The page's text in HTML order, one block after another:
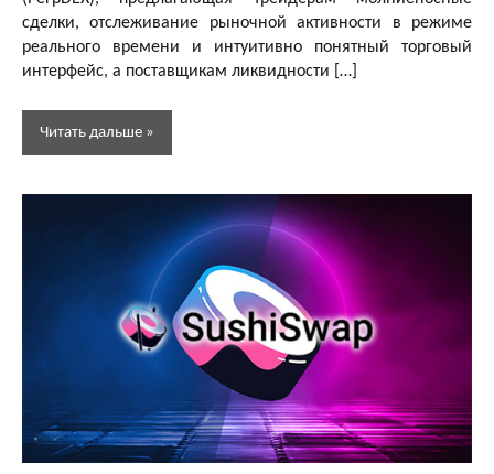
сделки, отслеживание рыночной активности в режиме
реального времени и интуитивно понятный торговый
интерфейс, а поставщикам ликвидности […]
Читать дальше